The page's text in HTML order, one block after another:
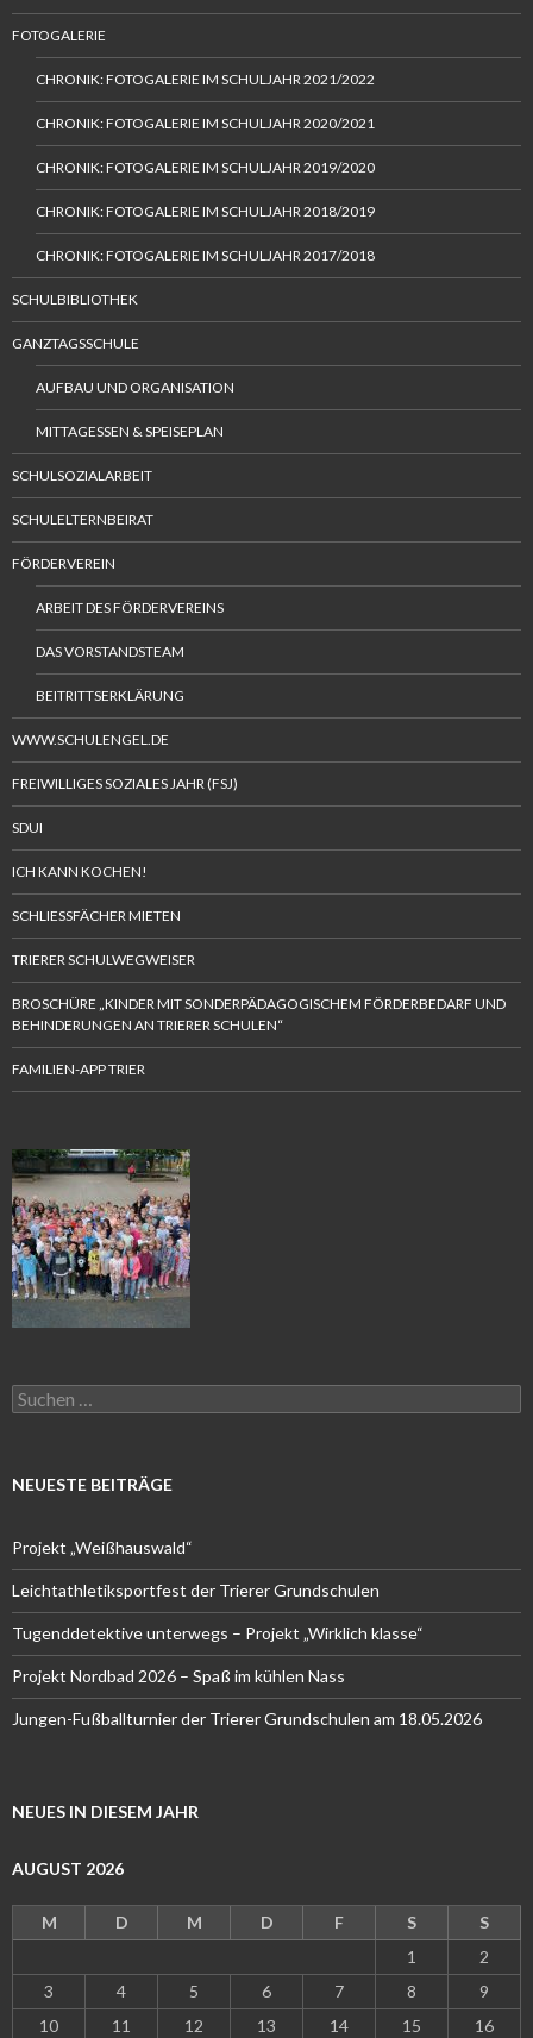
FOTOGALERIE
CHRONIK: FOTOGALERIE IM SCHULJAHR 2021/2022
CHRONIK: FOTOGALERIE IM SCHULJAHR 2020/2021
CHRONIK: FOTOGALERIE IM SCHULJAHR 2019/2020
CHRONIK: FOTOGALERIE IM SCHULJAHR 2018/2019
CHRONIK: FOTOGALERIE IM SCHULJAHR 2017/2018
SCHULBIBLIOTHEK
GANZTAGSSCHULE
AUFBAU UND ORGANISATION
MITTAGESSEN & SPEISEPLAN
SCHULSOZIALARBEIT
SCHULELTERNBEIRAT
FÖRDERVEREIN
ARBEIT DES FÖRDERVEREINS
DAS VORSTANDSTEAM
BEITRITTSERKLÄRUNG
WWW.SCHULENGEL.DE
FREIWILLIGES SOZIALES JAHR (FSJ)
SDUI
ICH KANN KOCHEN!
SCHLIESSFÄCHER MIETEN
TRIERER SCHULWEGWEISER
BROSCHÜRE „KINDER MIT SONDERPÄDAGOGISCHEM FÖRDERBEDARF UND
BEHINDERUNGEN AN TRIERER SCHULEN“
FAMILIEN-APP TRIER
Suchen
nach:
NEUESTE BEITRÄGE
Projekt „Weißhauswald“
Leichtathletiksportfest der Trierer Grundschulen
Tugenddetektive unterwegs – Projekt „Wirklich klasse“
Projekt Nordbad 2026 – Spaß im kühlen Nass
Jungen-Fußballturnier der Trierer Grundschulen am 18.05.2026
NEUES IN DIESEM JAHR
AUGUST 2026
M D M D F S
S
1
2
3
4 5 6 7 8
9
10
11 12 13 14 15
16